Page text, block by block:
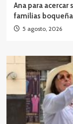
Ana para acercar
familias
5 agosto, 2026